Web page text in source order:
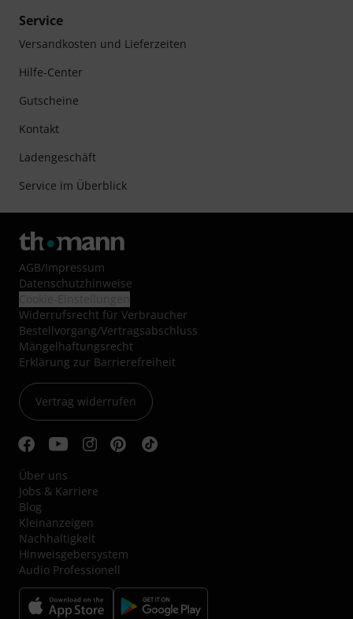
Service
Versandkosten und Lieferzeiten
Hilfe-Center
Gutscheine
Kontakt
Ladengeschäft
Service im Überblick
AGB/Impressum
Datenschutzhinweise
Widerrufsrecht für Verbraucher
Bestellvorgang/Vertragsabschluss
Mängelhaftungsrecht
Erklärung zur Barrierefreiheit
Vertrag widerrufen
Über uns
Jobs & Karriere
Blog
Kleinanzeigen
Nachhaltigkeit
Hinweisgebersystem
Audio Professionell